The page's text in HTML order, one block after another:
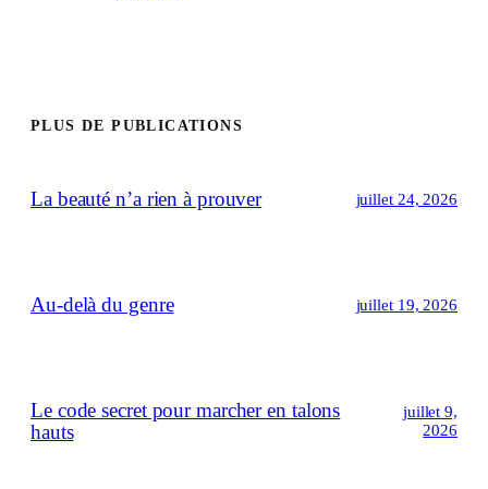
PLUS DE PUBLICATIONS
La beauté n’a rien à prouver juillet 24, 2026
Au-delà du genre juillet 19, 2026
Le code secret pour marcher en talons
hauts
juillet 9,
2026